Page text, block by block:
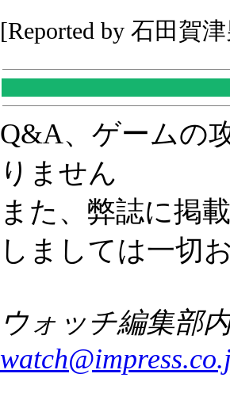
[Reported by 石田賀
Q&A、ゲームの
りません
また、弊誌に掲
しましては一切
ウォッチ編集部